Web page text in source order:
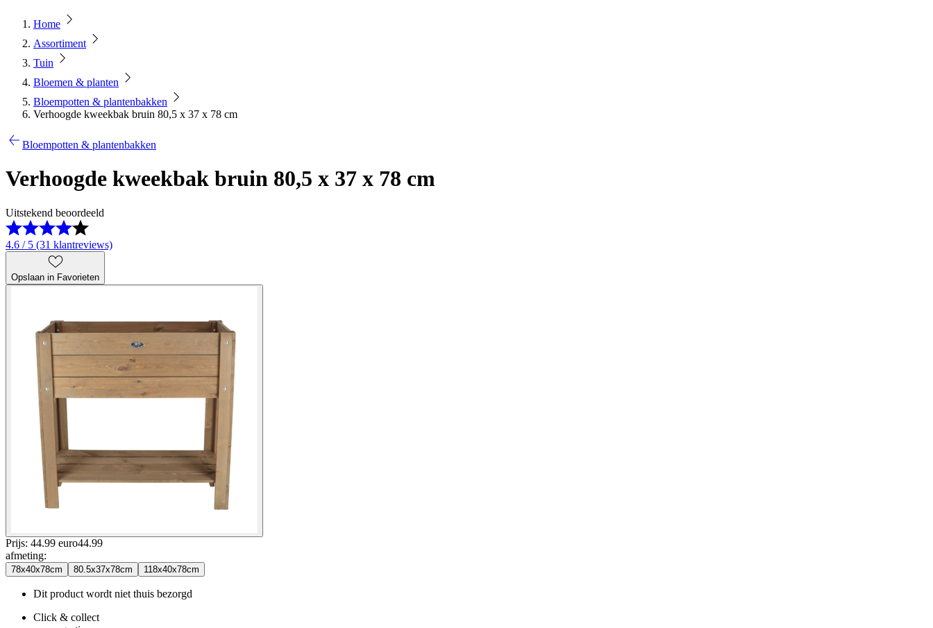
Home
Assortiment
Tuin
Bloemen & planten
Bloempotten & plantenbakken
Verhoogde kweekbak bruin 80,5 x 37 x 78 cm
Bloempotten & plantenbakken
Verhoogde kweekbak bruin 80,5 x 37 x 78 cm
Uitstekend beoordeeld
4.6 / 5 (31 klantreviews)
Opslaan in Favorieten
Prijs: 44.99 euro44.99
afmeting:
78x40x78cm 80.5x37x78cm 118x40x78cm
Dit product wordt niet thuis bezorgd
Click & collect